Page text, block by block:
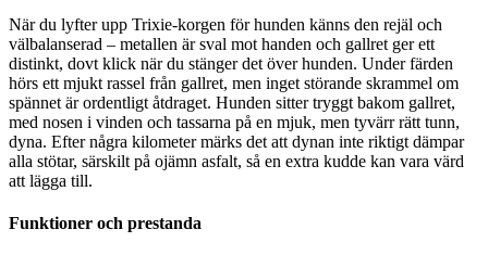
När du lyfter upp Trixie-korgen för hunden känns den rejäl och
välbalanserad – metallen är sval mot handen och gallret ger ett
distinkt, dovt klick när du stänger det över hunden. Under färden
hörs ett mjukt rassel från gallret, men inget störande skrammel om
spännet är ordentligt åtdraget. Hunden sitter tryggt bakom gallret,
med nosen i vinden och tassarna på en mjuk, men tyvärr rätt tunn,
dyna. Efter några kilometer märks det att dynan inte riktigt dämpar
alla stötar, särskilt på ojämn asfalt, så en extra kudde kan vara värd
att lägga till.
Funktioner och prestanda